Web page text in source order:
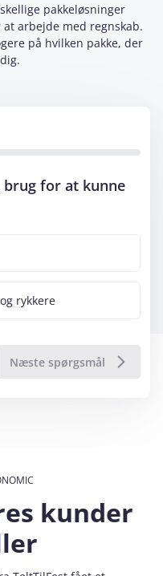
pakkeløsninger
arbejde med regnskab.
på hvilken pakke, der
for at kunne
rykkere
kunder